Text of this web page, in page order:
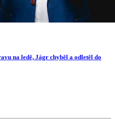
na ledě, Jágr chyběl a odletěl do